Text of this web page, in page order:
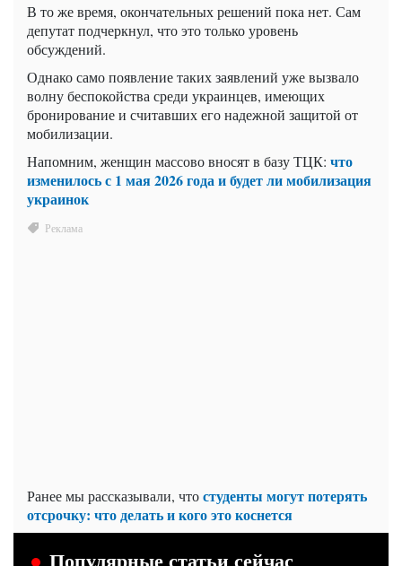
В то же время, окончательных решений пока нет. Сам
депутат подчеркнул, что это только уровень
обсуждений.
Однако само появление таких заявлений уже вызвало
волну беспокойства среди украинцев, имеющих
бронирование и считавших его надежной защитой от
мобилизации.
Напомним, женщин массово вносят в базу ТЦК: что
изменилось с 1 мая 2026 года и будет ли мобилизация
украинок
Ранее мы рассказывали, чтостуденты могут потерять
отсрочку: что делать и кого это коснется
Популярные статьи сейчас